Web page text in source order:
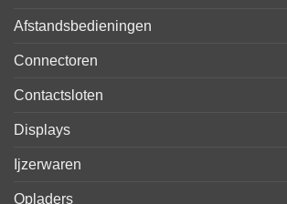
Afstandsbedieningen
Connectoren
Contactsloten
Displays
Ijzerwaren
Opladers